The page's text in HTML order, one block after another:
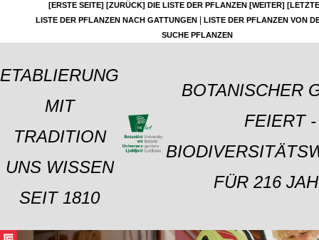
[ERSTE SEITE] [ZURÜCK] DIE LISTE DER PFLANZEN [WEITER]
LISTE DER PFLANZEN NACH GATTUNGEN
LISTE DER PFLANZEN VON
SUCHE PFLANZEN
ETABLIERUNG
MIT
TRADITION
UNS WISSEN
SEIT 1810
BOTANISCHER
FEIERT -
FÜR 216